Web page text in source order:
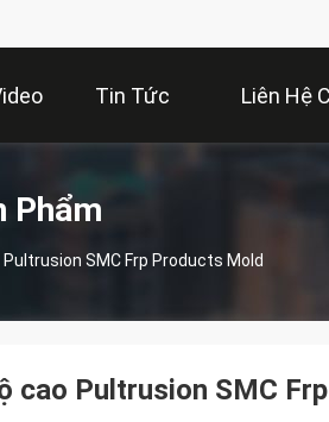
Tin Tức Liên Hệ
Phẩm
SMC Frp Products Mold
cao Pultrusion SMC